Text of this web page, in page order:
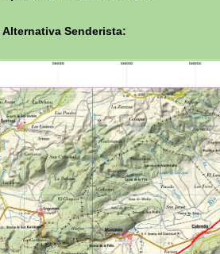
Alternativa Senderista: